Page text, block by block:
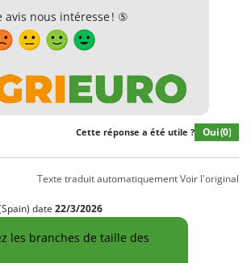
avis nous intéresse ! ⑤
Cette réponse a été utile ? Oui(0)
Texte traduit automatiquementVoir l'original
date 22/3/2026
les branches de taille des